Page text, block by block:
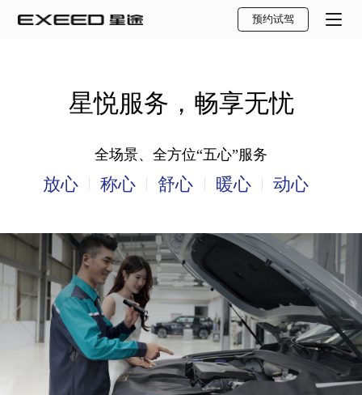
预约试驾
星悦服务，畅享无忧
全场景、全方位“五心”服务
放心 称心 舒心 暖心 动心